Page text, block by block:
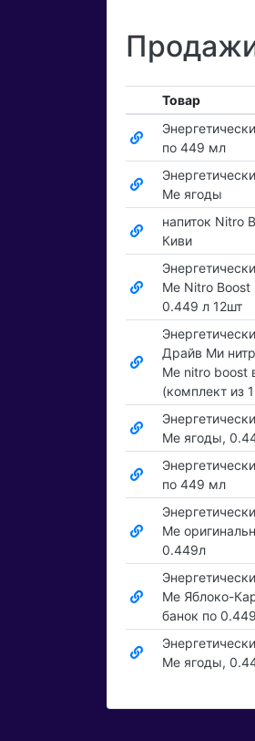
Товар
по 449 мл
Me ягоды
напиток Nitro
Киви
Me Nitro
0.449 л 12шт
Драйв Ми
Me nitro boost
(комплект из
Me ягоды,
по 449 мл
Me
0.449л
Me Яблоко-
банок по
Me ягоды,